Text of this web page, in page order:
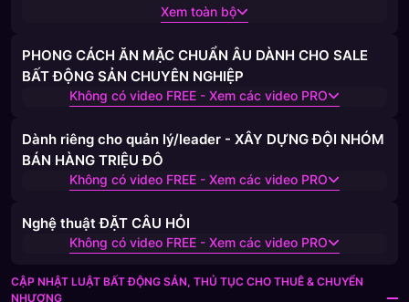
Xem toàn bộ
PHONG CÁCH ĂN MẶC CHUẨN ÂU DÀNH CHO SALE
BẤT ĐỘNG SẢN CHUYÊN NGHIỆP
Không có video FREE - Xem các video PRO
Dành riêng cho quản lý/leader - XÂY DỰNG ĐỘI NHÓM
BÁN HÀNG TRIỆU ĐÔ
Không có video FREE - Xem các video PRO
Nghệ thuật ĐẶT CÂU HỎI
Không có video FREE - Xem các video PRO
CẬP NHẬT LUẬT BẤT ĐỘNG SẢN, THỦ TỤC CHO THUÊ & CHUYỂN
NHƯỢNG